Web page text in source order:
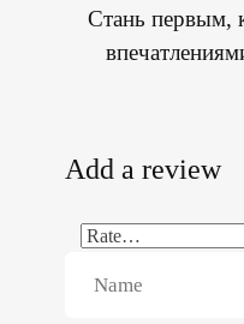
Стань первым,
Add a review